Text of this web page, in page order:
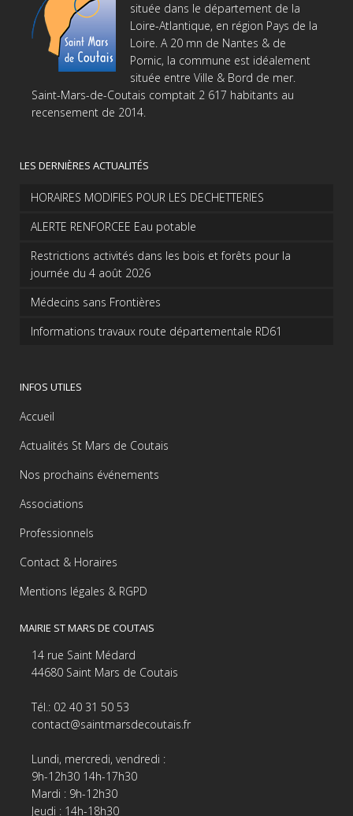
située dans le département de la
Loire-Atlantique, en région Pays de la
Loire. A 20 mn de Nantes & de
Pornic, la commune est idéalement
située entre Ville & Bord de mer.
Saint-Mars-de-Coutais comptait 2 617 habitants au
recensement de 2014.
LES DERNIÈRES ACTUALITÉS
HORAIRES MODIFIES POUR LES DECHETTERIES
ALERTE RENFORCEE Eau potable
Restrictions activités dans les bois et forêts pour la
journée du 4 août 2026
Médecins sans Frontières
Informations travaux route départementale RD61
INFOS UTILES
Accueil
Actualités St Mars de Coutais
Nos prochains événements
Associations
Professionnels
Contact & Horaires
Mentions légales & RGPD
MAIRIE ST MARS DE COUTAIS
14 rue Saint Médard
44680 Saint Mars de Coutais
Tél.: 02 40 31 50 53
contact@saintmarsdecoutais.fr
Lundi, mercredi, vendredi :
9h-12h30 14h-17h30
Mardi : 9h-12h30
Jeudi : 14h-18h30